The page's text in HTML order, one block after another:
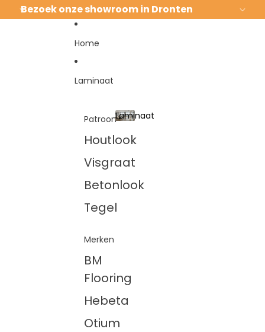
Bezoek onze showroom in Dronten
Home
Laminaat
Patroon
Houtlook
Visgraat
Betonlook
Tegel
Merken
BM
Flooring
Hebeta
Otium
Laminaat
Laminaat